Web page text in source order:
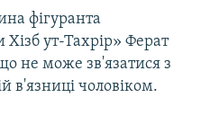
фігуранта
Хізб ут-Тахрір» Ферат
не може зв'язатися з
в'язниці чоловіком.